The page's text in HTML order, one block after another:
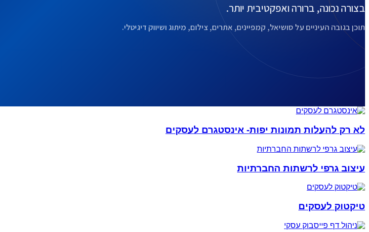
בצורה נכונה, ברורה ואפקטיבית יותר.
תוכן בגובה העיניים על סושיאל, קמפיינים, אתרים, צילום, מיתוג ושיווק דיגיטלי.
לא רק להעלות תמונות יפות- אינסטגרם לעסקים
עיצוב גרפי לרשתות החברתיות
טיקטוק לעסקים